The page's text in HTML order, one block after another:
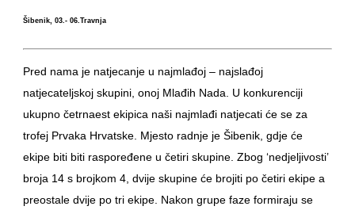
Šibenik, 03.- 06.Travnja
Pred nama je natjecanje u najmlađoj – najslađoj
natjecateljskoj skupini, onoj Mlađih Nada. U konkurenciji
ukupno četrnaest ekipica naši najmlađi natjecati će se za
trofej Prvaka Hrvatske. Mjesto radnje je Šibenik, gdje će
ekipe biti biti raspoređene u četiri skupine. Zbog ‘nedjeljivosti’
broja 14 s brojkom 4, dvije skupine će brojiti po četiri ekipe a
preostale dvije po tri ekipe. Nakon grupe faze formiraju se